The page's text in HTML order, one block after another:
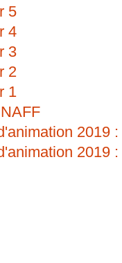
5
4
3
2
1
2019
2019